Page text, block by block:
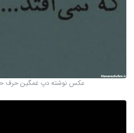
عکس نوشته دپ غمگین حرف